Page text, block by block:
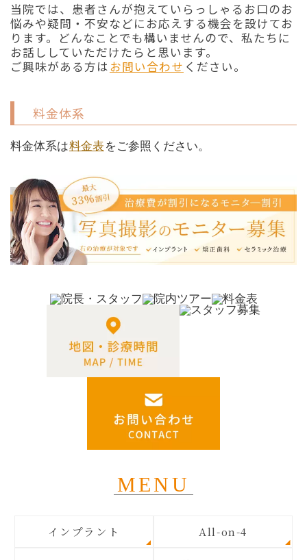
当院では、患者さんが抱えていらっしゃるお口のお
悩みや疑問・不安などにお応えする機会を設けてお
ります。どんなことでも構いませんので、私たちに
お話ししていただけたらと思います。
ご興味がある方はお問い合わせ ください。
料金体系
料金体系は料金表 をご参照ください。
MENU
インプラント All-on-4